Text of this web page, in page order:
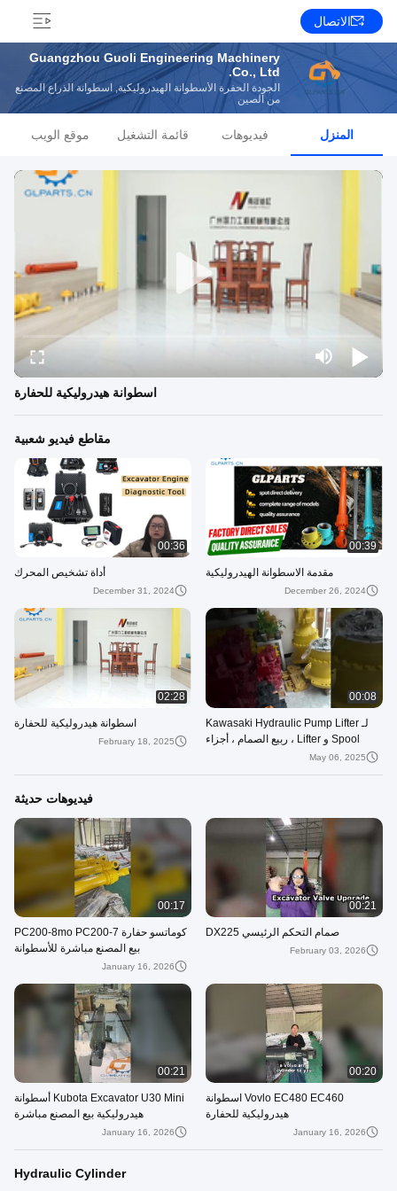
الاتصال
Guangzhou Guoli Engineering Machinery
Co., Ltd.
الجودة الحفرة الأسطوانة الهيدروليكية, اسطوانة الذراع المصنع
من الصين
المنزل فيديوهات قائمة التشغيل موقع الويب
اسطوانة هيدروليكية للحفارة
مقاطع فيديو شعبية
00:39
مقدمة الاسطوانة الهيدروليكية
December 26, 2024
00:36
أداة تشخيص المحرك
December 31, 2024
00:08
لـ Kawasaki Hydraulic Pump Lifter
Spool و Lifter ، ربيع الصمام ، أجزاء
احتياطية للضخة على الحفرةMay 06, 2025
02:28
اسطوانة هيدروليكية للحفارة
February 18, 2025
فيديوهات حديثة
00:21
صمام التحكم الرئيسي DX225
February 03, 2026
00:17
كوماتسو حفارة PC200-8mo PC200-7
بيع المصنع مباشرة للأسطوانة
January 16, 2026
00:20
Vovlo EC480 EC460 اسطوانة
هيدروليكية للحفارة
January 16, 2026
00:21
Kubota Excavator U30 Mini أسطوانة
هيدروليكية بيع المصنع مباشرة
January 16, 2026
Hydraulic Cylinder